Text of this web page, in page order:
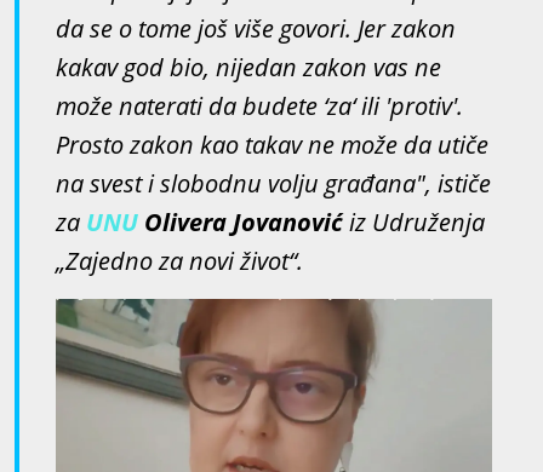
da se o tome još više govori. Jer zakon
kakav god bio, nijedan zakon vas ne
može naterati da budete ‘za‘ ili 'protiv'.
Prosto zakon kao takav ne može da utiče
na svest i slobodnu volju građana", ističe
za UNU Olivera Jovanovićiz Udruženja
„Zajedno za novi život“.